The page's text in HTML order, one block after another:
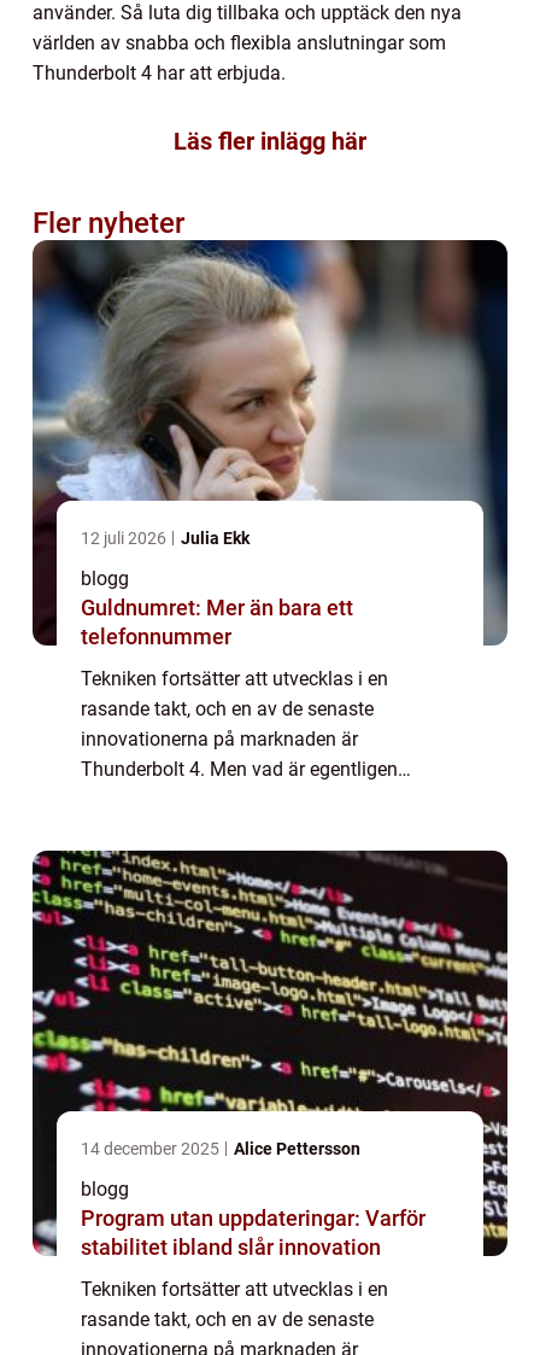
använder. Så luta dig tillbaka och upptäck den nya
världen av snabba och flexibla anslutningar som
Thunderbolt 4 har att erbjuda.
Läs fler inlägg här
Fler nyheter
12 juli 2026 Julia Ekk
blogg
Guldnumret: Mer än bara ett
telefonnummer
Tekniken fortsätter att utvecklas i en
rasande takt, och en av de senaste
innovationerna på marknaden är
Thunderbolt 4. Men vad är egentligen
14 december 2025 Alice Pettersson
blogg
Program utan uppdateringar: Varför
stabilitet ibland slår innovation
Tekniken fortsätter att utvecklas i en
rasande takt, och en av de senaste
innovationerna på marknaden är